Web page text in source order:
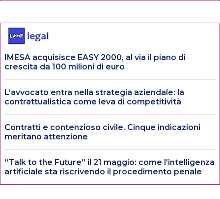
IMESA acquisisce EASY 2000, al via il piano di
crescita da 100 milioni di euro
L’avvocato entra nella strategia aziendale: la
contrattualistica come leva di competitività
Contratti e contenzioso civile. Cinque indicazioni
meritano attenzione
“Talk to the Future” il 21 maggio: come l’intelligenza
artificiale sta riscrivendo il procedimento penale